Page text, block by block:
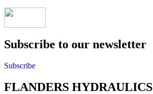
Subscribe to our newsletter
Subscribe
FLANDERS HYDRAULICS